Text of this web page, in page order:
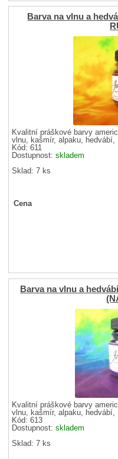
Barva na vlnu a
Kvalitní práškové barvy
vlnu, kašmír, alpaku, hedvábí,
Kód: 611
Dostupnost:skladem
Sklad: 7 ks
Cena
Barva na vlnu a
Kvalitní práškové barvy
vlnu, kašmír, alpaku, hedvábí,
Kód: 613
Dostupnost:skladem
Sklad: 7 ks